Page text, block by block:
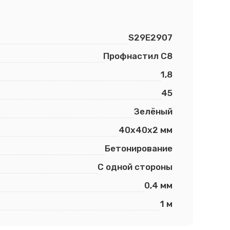
S29E2907
Профнастил С8
1,8
45
Зелёный
40х40х2 мм
Бетонирование
С одной стороны
0,4 мм
1 м